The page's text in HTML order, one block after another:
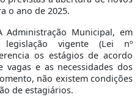
o ano de 2025.
Administração Municipal, em
vigente (Lei nº
os estágios de acordo
e as necessidades dos
não existem condições
de estagiários.